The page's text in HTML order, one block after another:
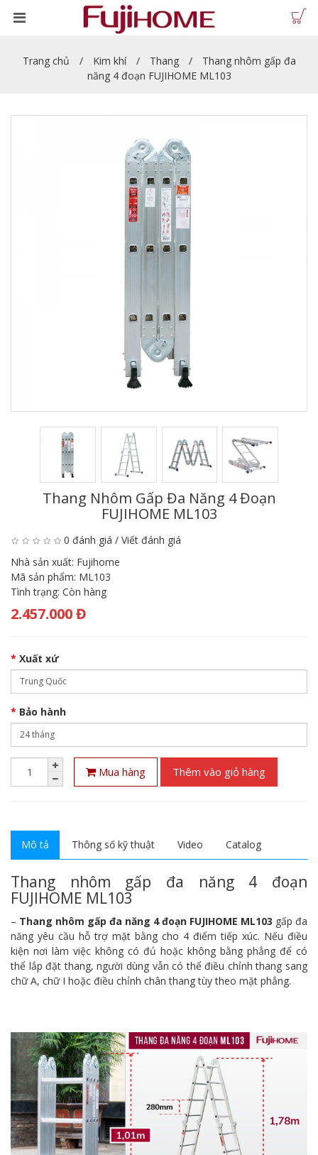
Trang chủ Kim khí Thang
Thang nhôm gấp đa
năng 4 đoạn FUJIHOME ML103
Thang Nhôm Gấp Đa Năng 4 Đoạn
FUJIHOME ML103
0 đánh giá / Viết đánh giá
Nhà sản xuất: Fujihome
Mã sản phẩm: ML103
Tình trạng: Còn hàng
2.457.000 Đ
Xuất xứ
Bảo hành
Mua hàng Thêm vào giỏ hàng
Mô tả Thông số kỹ thuật Video Catalog
Thang nhôm gấp đa năng 4 đoạn
FUJIHOME ML103
– Thang nhôm gấp đa năng 4 đoạn FUJIHOME ML103 gấp đa
năng yêu cầu hỗ trợ mặt bằng cho 4 điểm tiếp xúc. Nếu điều
kiện nơi làm việc không có đủ hoặc không bằng phẳng để có
thể lắp đặt thang, người dùng vẫn có thể điều chỉnh thang sang
chữ A, chữ I hoặc điều chỉnh chân thang tùy theo mặt phẳng.